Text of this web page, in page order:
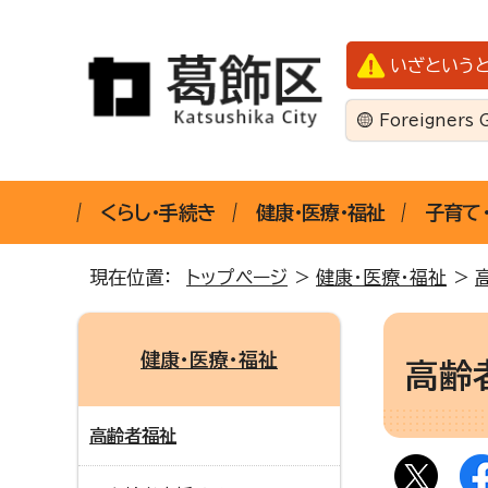
いざという
Foreigners
くらし・手続き 健康・医療・福祉 子育て
現在位置： トップページ > 健康・医療・福祉 >
高齢
健康・医療・福祉
高齢者福祉